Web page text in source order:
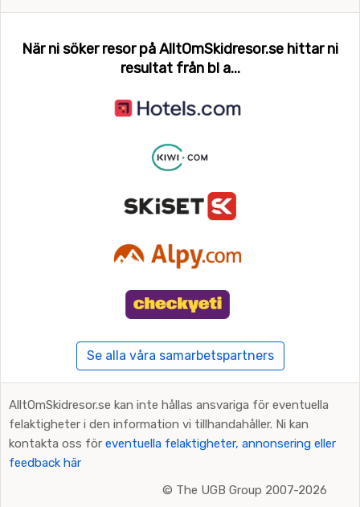
När ni söker resor på AlltOmSkidresor.se hittar ni
resultat från bl a...
Se alla våra samarbetspartners
AlltOmSkidresor.se kan inte hållas ansvariga för eventuella
felaktigheter i den information vi tillhandahåller. Ni kan
kontakta oss för eventuella felaktigheter, annonsering eller
feedback här
© The UGB Group 2007-2026